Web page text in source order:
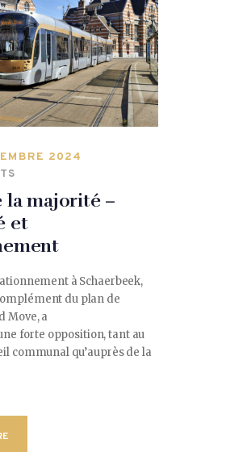
2024
la majorité –
et
à Schaerbeek,
du plan de
Move, a
forte opposition, tant au
communal qu’auprès de la